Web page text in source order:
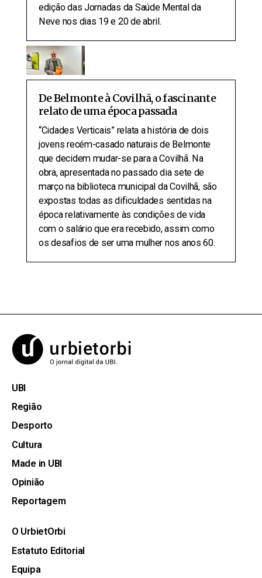
edição das Jornadas da Saúde Mental da
Neve nos dias 19 e 20 de abril.
De Belmonte à Covilhã, o fascinante
relato de uma época passada
“Cidades Verticais” relata a história de dois
jovens recém-casado naturais de Belmonte
que decidem mudar-se para a Covilhã. Na
obra, apresentada no passado dia sete de
março na biblioteca municipal da Covilhã, são
expostas todas as dificuldades sentidas na
época relativamente às condições de vida
com o salário que era recebido, assim como
os desafios de ser uma mulher nos anos 60.
UBI
Região
Desporto
Cultura
Made in UBI
Opinião
Reportagem
O UrbietOrbi
Estatuto Editorial
Equipa